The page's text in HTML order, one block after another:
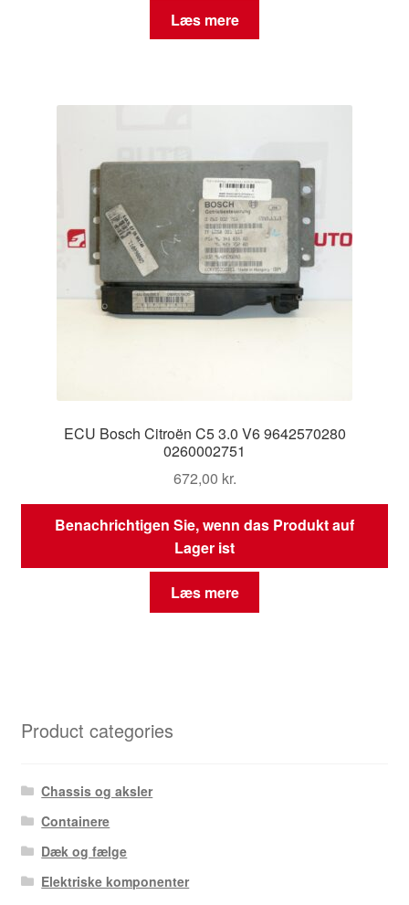
Læs mere
ECU Bosch Citroën C5 3.0 V6 9642570280
0260002751
672,00 kr.
Benachrichtigen Sie, wenn das Produkt auf
Lager ist
Læs mere
Product categories
Chassis og aksler
Containere
Dæk og fælge
Elektriske komponenter